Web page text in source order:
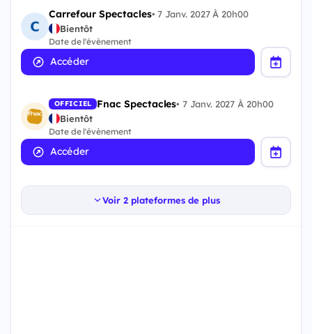
Carrefour Spectacles•7 Janv. 2027 À 20h00
Bientôt
Date de l'évènement
Accéder
OFFICIEL Fnac Spectacles•7 Janv. 2027 À 20h00
Bientôt
Date de l'évènement
Accéder
Voir 2 plateformes de plus